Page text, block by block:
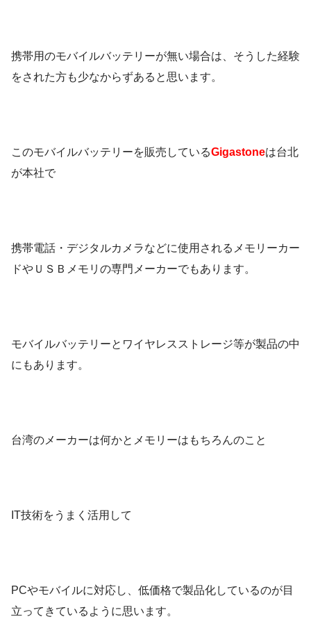
携帯用のモバイルバッテリーが無い場合は、そうした経験
をされた方も少なからずあると思います。
このモバイルバッテリーを販売しているGigastoneは台北
が本社で
携帯電話・デジタルカメラなどに使用されるメモリーカー
ドやＵＳＢメモリの専門メーカーでもあります。
モバイルバッテリーとワイヤレスストレージ等が製品の中
にもあります。
台湾のメーカーは何かとメモリーはもちろんのこと
IT技術をうまく活用して
PCやモバイルに対応し、低価格で製品化しているのが目
立ってきているように思います。